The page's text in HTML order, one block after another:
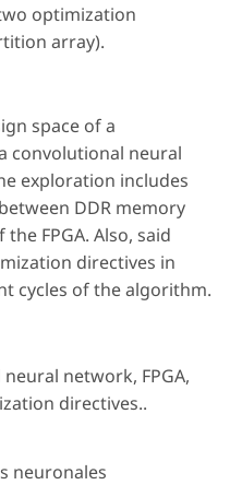
optimization
array).
space of a
convolutional neural
exploration includes
DDR memory
FPGA. Also, said
directives in
cycles of the algorithm.
neural network, FPGA,
directives..
neuronales